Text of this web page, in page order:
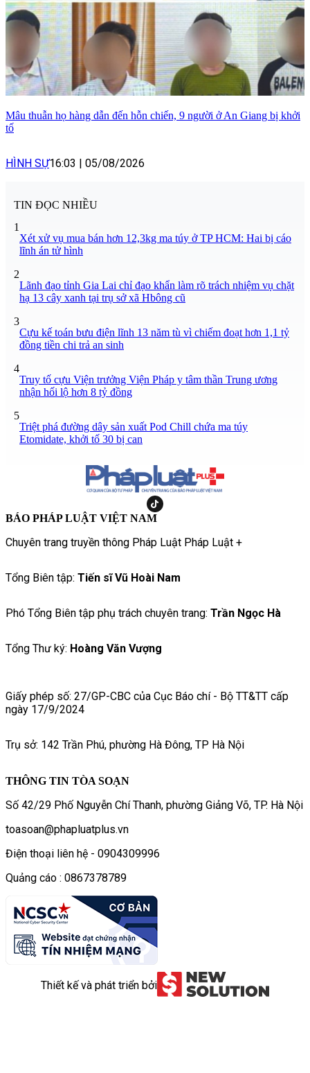
Mâu thuẫn họ hàng dẫn đến hỗn chiến, 9 người ở An Giang bị khởi
tố
HÌNH SỰ16:03 | 05/08/2026
TIN ĐỌC NHIỀU
1
Xét xử vụ mua bán hơn 12,3kg ma túy ở TP HCM: Hai bị cáo
lĩnh án tử hình
2
Lãnh đạo tỉnh Gia Lai chỉ đạo khẩn làm rõ trách nhiệm vụ chặt
hạ 13 cây xanh tại trụ sở xã Hbông cũ
3
Cựu kế toán bưu điện lĩnh 13 năm tù vì chiếm đoạt hơn 1,1 tỷ
đồng tiền chi trả an sinh
4
Truy tố cựu Viện trưởng Viện Pháp y tâm thần Trung ương
nhận hối lộ hơn 8 tỷ đồng
5
Triệt phá đường dây sản xuất Pod Chill chứa ma túy
Etomidate, khởi tố 30 bị can
BÁO PHÁP LUẬT VIỆT NAM
Chuyên trang truyền thông Pháp Luật Pháp Luật +
Tổng Biên tập: Tiến sĩ Vũ Hoài Nam
Phó Tổng Biên tập phụ trách chuyên trang: Trần Ngọc Hà
Tổng Thư ký: Hoàng Văn Vượng
Giấy phép số: 27/GP-CBC của Cục Báo chí - Bộ TT&TT cấp
ngày 17/9/2024
Trụ sở: 142 Trần Phú, phường Hà Đông, TP Hà Nội
THÔNG TIN TÒA SOẠN
Số 42/29 Phố Nguyễn Chí Thanh, phường Giảng Võ, TP. Hà Nội
toasoan@phapluatplus.vn
Điện thoại liên hệ - 0904309996
Quảng cáo : 0867378789
Thiết kế và phát triển bởi